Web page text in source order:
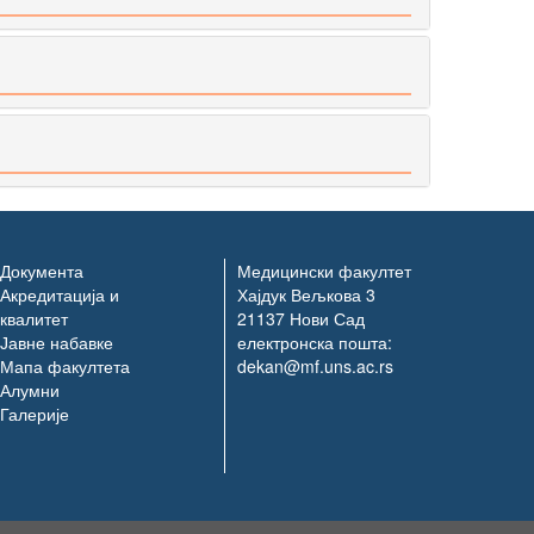
Документа
Акредитација и
квалитет
Јавне набавке
Мапа факултета
Алумни
Галерије
Медицински факултет
Хајдук Вељкова 3
21137 Нови Сад
електронска пошта:
dekan@mf.uns.ac.rs